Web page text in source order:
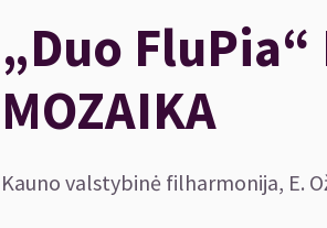
„Duo FluPia“
MOZAIKA
Kauno valstybinė filharmonija, E.